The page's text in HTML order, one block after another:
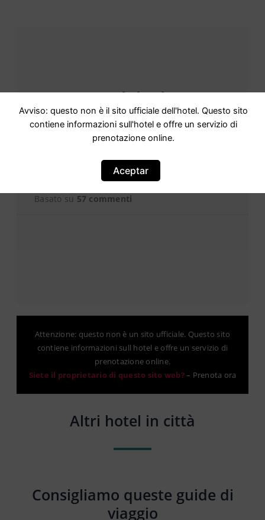
Opinioni
come eccezionale Eccezionale · 57
Basato su 57 commenti
Attenzione: questo non è un sito ufficiale. Questo sito
contiene informazioni sull hotel e offre un servizio di
prenotazione online.
Siete il proprietario di questo sito web?– Prenota ora
Altri hotel in città
Consigliamo queste guide di
viaggio
Avviso: questo non è il sito ufficiale dell'hotel. Questo sito
contiene informazioni sull'hotel e offre un servizio di
prenotazione online.
Aceptar